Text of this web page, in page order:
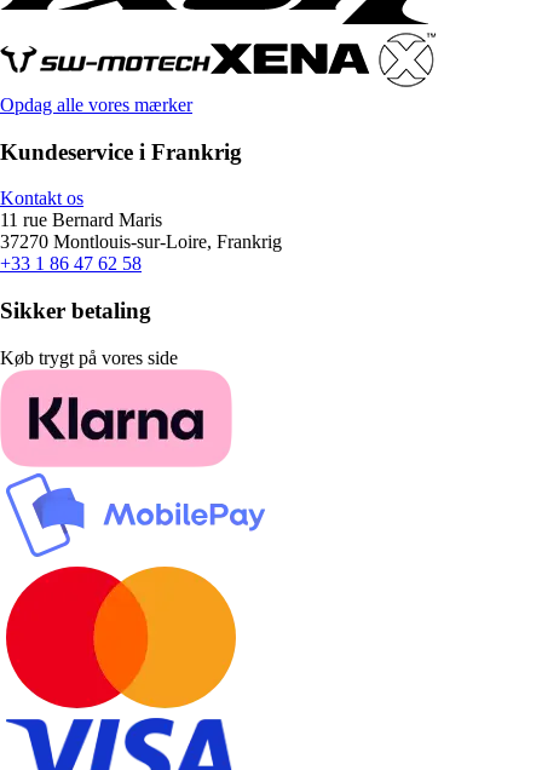
Opdag alle vores mærker
Kundeservice i Frankrig
Kontakt os
11 rue Bernard Maris
37270 Montlouis-sur-Loire, Frankrig
+33 1 86 47 62 58
Sikker betaling
Køb trygt på vores side